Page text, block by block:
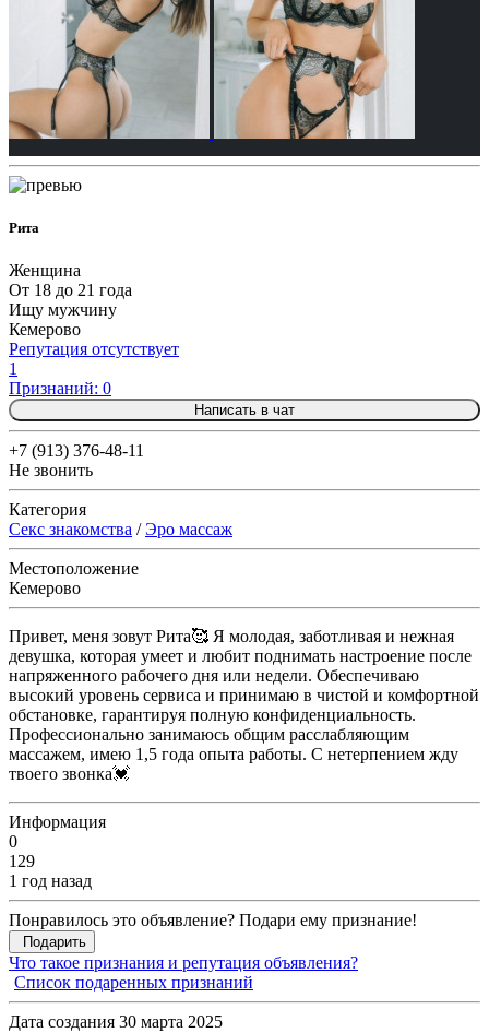
Рита
Женщина
От 18 до 21 года
Ищу мужчину
Кемерово
Репутация отсутствует
1
Признаний: 0
Написать в чат
+7 (913) 376-48-11
Не звонить
Категория
Секс знакомства /Эро массаж
Местоположение
Кемерово
Привет, меня зовут Рита🥰 Я молодая, заботливая и нежная
девушка, которая умеет и любит поднимать настроение после
напряженного рабочего дня или недели. Обеспечиваю
высокий уровень сервиса и принимаю в чистой и комфортной
обстановке, гарантируя полную конфиденциальность.
Профессионально занимаюсь общим расслабляющим
массажем, имею 1,5 года опыта работы. С нетерпением жду
твоего звонка💓
Информация
0
129
1 год назад
Понравилось это объявление? Подари ему признание!
Подарить
Что такое признания и репутация объявления?
Список подаренных признаний
Дата создания 30 марта 2025